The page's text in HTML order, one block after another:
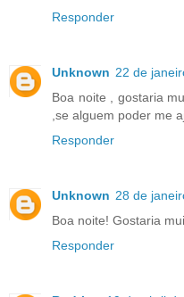
Responder
Unknown 22 de
Boa noite , gostaria
,se alguem poder me
Responder
Unknown 28 de
Boa noite! Gostaria
Responder